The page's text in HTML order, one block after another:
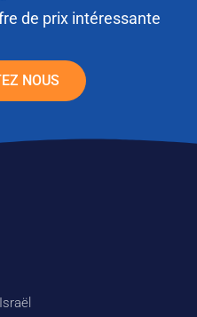
de prix intéressante
NOUS